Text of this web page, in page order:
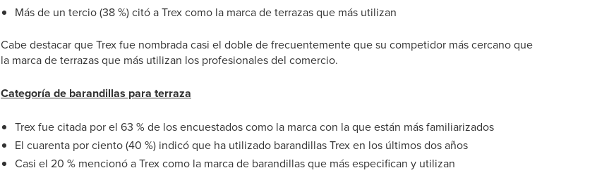
Más de un tercio (38 %) citó a Trex como la marca de terrazas que más utilizan
Cabe destacar que Trex fue nombrada casi el doble de frecuentemente que su competidor más cercano que
la marca de terrazas que más utilizan los profesionales del comercio.
Categoría de barandillas para terraza
Trex fue citada por el 63 % de los encuestados como la marca con la que están más familiarizados
El cuarenta por ciento (40 %) indicó que ha utilizado barandillas Trex en los últimos dos años
Casi el 20 % mencionó a Trex como la marca de barandillas que más especifican y utilizan